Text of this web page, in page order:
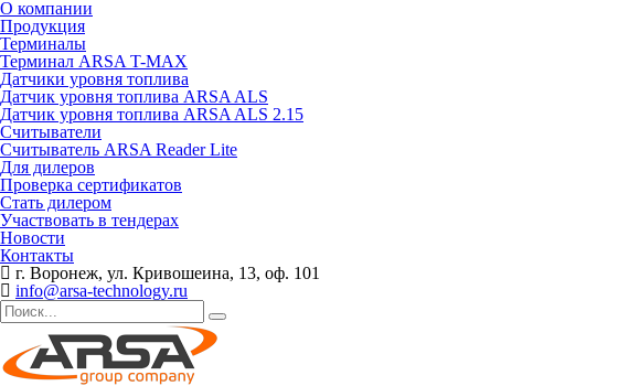
О компании
Продукция
Терминалы
Терминал ARSA T-MAX
Датчики уровня топлива
Датчик уровня топлива ARSA ALS
Датчик уровня топлива ARSA ALS 2.15
Считыватели
Считыватель ARSA Reader Lite
Для дилеров
Проверка сертификатов
Стать дилером
Участвовать в тендерах
Новости
Контакты
г. Воронеж, ул. Кривошеина, 13, оф. 101
info@arsa-technology.ru